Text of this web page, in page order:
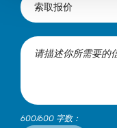
600/600 字数：